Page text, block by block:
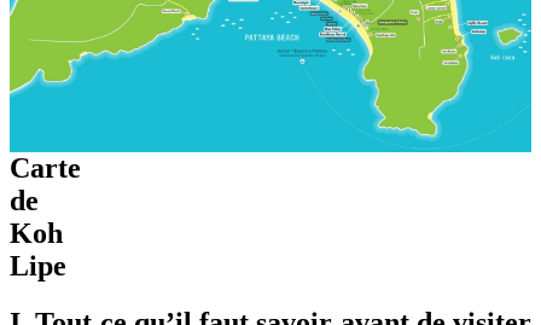
Carte
de
Koh
Lipe